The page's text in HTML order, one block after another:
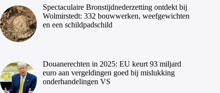
Spectaculaire Bronstijdnederzetting ontdekt bij
Wolmirstedt: 332 bouwwerken, weefgewichten
en een schildpadschild
Douanerechten in 2025: EU keurt 93 miljard
euro aan vergeldingen goed bij mislukking
onderhandelingen VS